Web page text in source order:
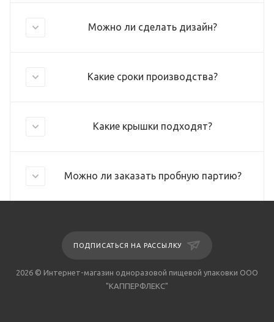
Можно ли сделать дизайн?
Какие сроки производства?
Какие крышки подходят?
Можно ли заказать пробную партию?
ПОДПИСАТЬСЯ НА РАССЫЛКУ
2026 © Интернет-магазин одноразовой пищевой упаковки ООО
"КАППЕРФЛЕКС"